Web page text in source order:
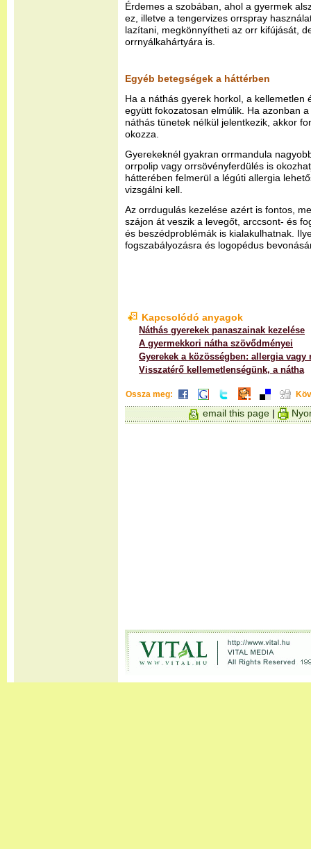
Érdemes a szobában, ahol a gyermek
ez, illetve a tengervizes orrspray
lazítani, megkönnyítheti az orr kifújását,
orrnyálkahártyára is.
Egyéb betegségek a háttérben
Ha a náthás gyerek horkol, a kellemetlen
együtt fokozatosan elmúlik. Ha azonban
náthás tünetek nélkül jelentkezik, akkor
okozza.
Gyerekeknél gyakran orrmandula
orrpolip vagy orrsövényferdülés is
hátterében felmerül a légúti allergia
vizsgálni kell.
Az orrdugulás kezelése azért is fontos,
szájon át veszik a levegőt, arccsont- és
és beszédproblémák is kialakulhatnak.
fogszabályozásra és logopédus
Kapcsolódó anyagok
Náthás gyerekek panaszainak kezelése
A gyermekkori nátha szövődményei
Gyerekek a közösségben: allergia vagy
Visszatérő kellemetlenségünk, a nátha
Ossza meg:
email this page |